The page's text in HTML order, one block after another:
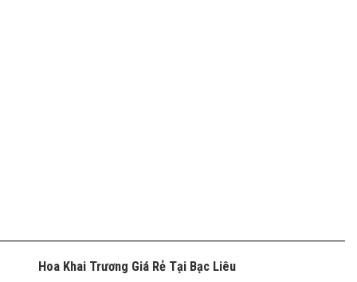
Hoa Khai Trương Giá Rẻ Tại Bạc Liêu